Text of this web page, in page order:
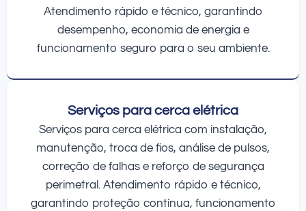
Atendimento rápido e técnico, garantindo
desempenho, economia de energia e
funcionamento seguro para o seu ambiente.
Serviços para cerca elétrica
Serviços para cerca elétrica com instalação,
manutenção, troca de fios, análise de pulsos,
correção de falhas e reforço de segurança
perimetral. Atendimento rápido e técnico,
garantindo proteção contínua, funcionamento